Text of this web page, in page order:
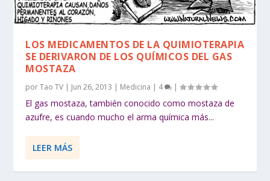
LOS MEDICAMENTOS DE LA QUIMIOTERAPIA
SE DERIVARON DE LOS QUÍMICOS DEL GAS
MOSTAZA
porTao TV | Jun 26, 2013 | Medicina | 4 |
El gas mostaza, también conocido como mostaza de
azufre, es cuando mucho el arma química más...
LEER MÁS